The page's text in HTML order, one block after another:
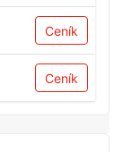
Ceník
Ceník